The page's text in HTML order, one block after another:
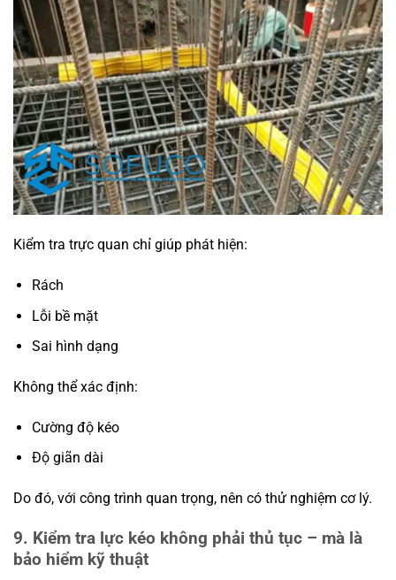
Kiểm tra trực quan chỉ giúp phát hiện:
Rách
Lỗi bề mặt
Sai hình dạng
Không thể xác định:
Cường độ kéo
Độ giãn dài
Do đó, với công trình quan trọng, nên có thử nghiệm cơ lý.
9. Kiểm tra lực kéo không phải thủ tục – mà là
bảo hiểm kỹ thuật